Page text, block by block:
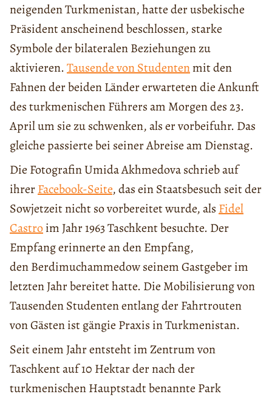
neigenden Turkmenistan, hatte der usbekische
Präsident anscheinend beschlossen, starke
Symbole der bilateralen Beziehungen zu
aktivieren.Tausende von Studentenmit den
Fahnen der beiden Länder erwarteten die Ankunft
des turkmenischen Führers am Morgen des 23.
April um sie zu schwenken, als er vorbeifuhr. Das
gleiche passierte bei seiner Abreise am Dienstag.
Die Fotografin Umida Akhmedova schrieb auf
ihrerFacebook-Seite, das ein Staatsbesuch seit der
Sowjetzeit nicht so vorbereitet wurde, als Fidel
Castroim Jahr 1963 Taschkent besuchte. Der
Empfang erinnerte an den Empfang,
den Berdimuchammedow seinem Gastgeber im
letzten Jahr bereitet hatte. Die Mobilisierung von
Tausenden Studenten entlang der Fahrtrouten
von Gästen ist gängie Praxis in Turkmenistan.
Seit einem Jahr entsteht im Zentrum von
Taschkent auf 10 Hektar der nach der
turkmenischen Hauptstadt benannte Park